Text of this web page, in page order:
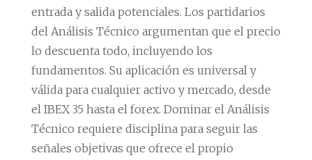
entrada y salida potenciales. Los partidarios
del Análisis Técnico argumentan que el precio
lo descuenta todo, incluyendo los
fundamentos. Su aplicación es universal y
válida para cualquier activo y mercado, desde
el IBEX 35 hasta el forex. Dominar el Análisis
Técnico requiere disciplina para seguir las
señales objetivas que ofrece el propio